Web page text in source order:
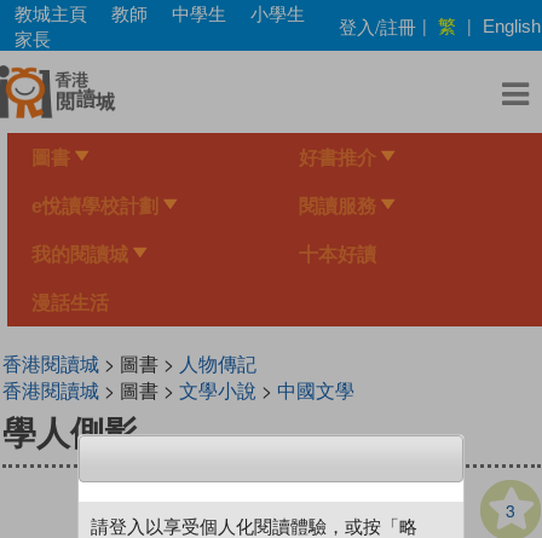
Skip
main
content
教城主頁 教師 中學生
小學生
家長
登入/註冊 | 繁 | English
圖書 好書推介
e悅讀學校計劃 閱讀服務
我的閱讀城 十本好讀
漫話生活
香港閱讀城> 圖書 > 人物傳記
香港閱讀城> 圖書 > 文學小說 > 中國文學
學人側影
3
請登入以享受個人化閱讀體驗，或按「略